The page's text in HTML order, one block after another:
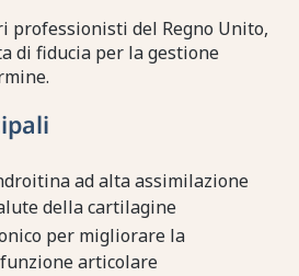
professionisti del Regno Unito,
di fiducia per la gestione
ad alta assimilazione
della cartilagine
per migliorare la
articolare